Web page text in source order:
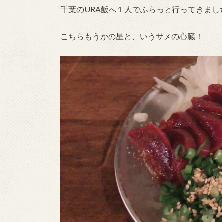
千葉のURA飯へ１人でふらっと行ってきまし
こちらもうかの星と、いうサメの心臓！